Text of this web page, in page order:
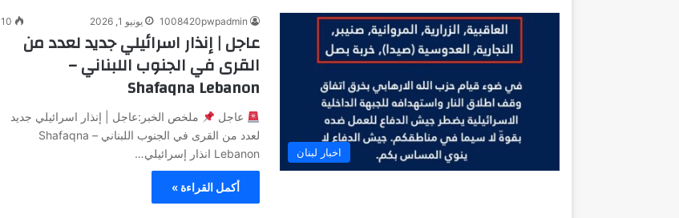
اخبار لبنان
1008420pwpadmin يونيو 1, 2026 10
عاجل | إنذار اسرائيلي جديد لعدد من
القرى في الجنوب اللبناني –
Shafaqna Lebanon
عاجل
ملخص الخبر:عاجل | إنذار اسرائيلي جديد
لعدد من القرى في الجنوب اللبناني – Shafaqna
Lebanon انذار إسرائيلي…
أكمل القراءة »